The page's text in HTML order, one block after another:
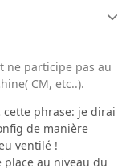
ne participe pas au
CM, etc..).
cette phrase: je dirai
de manière
ventilé !
au niveau du